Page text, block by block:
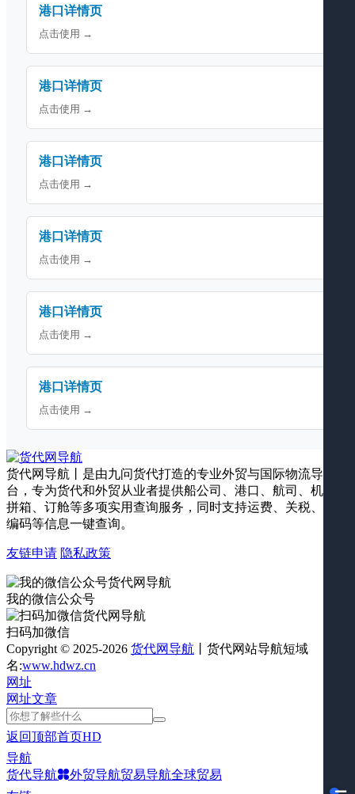
港口详情页
点击使用 →
港口详情页
点击使用 →
港口详情页
点击使用 →
港口详情页
点击使用 →
港口详情页
点击使用 →
港口详情页
点击使用 →
货代网导航丨是由九问货代打造的专业外贸与国际物流导航平
台，专为货代和外贸从业者提供船公司、港口、航司、机场、
拼箱、订舱等多项实用查询服务，同时支持运费、关税、海关
编码等信息一键查询。
友链申请 隐私政策
我的微信公众号
扫码加微信
Copyright © 2025-2026 货代网导航 丨货代网站导航短域
名:www.hdwz.cn
网址
网址文章
返回顶部首页HD
导航
货代导航
外贸导航贸易导航全球贸易